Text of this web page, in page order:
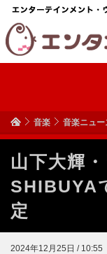
音楽 音楽ニュー
山下大輝
SHIBUYA
定
2024年12月25日 / 10:55